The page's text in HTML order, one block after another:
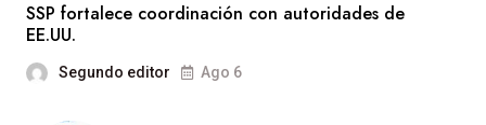
SSP fortalece coordinación con autoridades de
EE.UU.
Segundo editor Ago 6